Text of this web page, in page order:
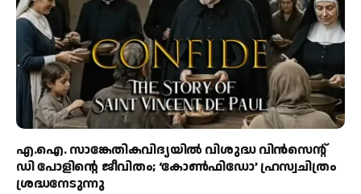
എ.ഐ. സാങ്കേതികവിദ്യയിൽ വിശുദ്ധ വിൻസെന്റ്
ഡി പോളിന്റെ ജീവിതം; ‘കോൺഫിഡോ’ ഹ്രസ്വചിത്രം
ശ്രദ്ധനേടുന്നു